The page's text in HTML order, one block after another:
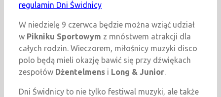
regulamin Dni Świdnicy
W niedzielę 9 czerwca będzie można wziąć udział
w Pikniku Sportowym z mnóstwem atrakcji dla
całych rodzin. Wieczorem, miłośnicy muzyki disco
polo będą mieli okazję bawić się przy dźwiękach
zespołów Dżentelmens i Long & Junior.
Dni Świdnicy to nie tylko festiwal muzyki, ale także